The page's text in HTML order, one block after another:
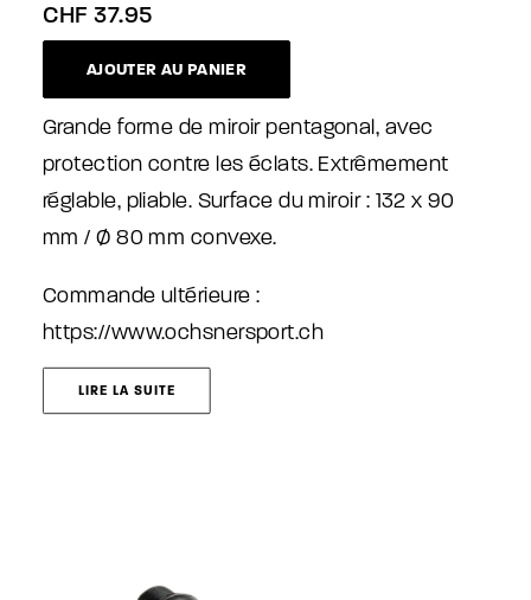
CHF 37.95
AJOUTER AU PANIER
Grande forme de miroir pentagonal, avec
protection contre les éclats. Extrêmement
réglable, pliable. Surface du miroir : 132 x 90
mm / Ø 80 mm convexe.
Commande ultérieure :
https://www.ochsnersport.ch
LIRE LA SUITE